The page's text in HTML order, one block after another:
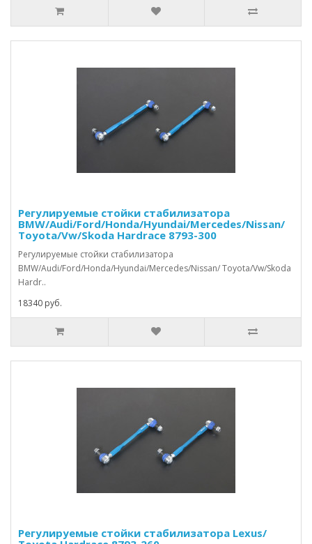
Регулируемые стойки стабилизатора
BMW/Audi/Ford/Honda/Hyundai/Mercedes/Nissan/
Toyota/Vw/Skoda Hardrace 8793-300
Регулируемые стойки стабилизатора
BMW/Audi/Ford/Honda/Hyundai/Mercedes/Nissan/ Toyota/Vw/Skoda
Hardr..
18340 руб.
Регулируемые стойки стабилизатора Lexus/